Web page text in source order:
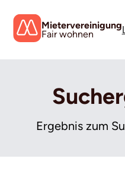
Mietervereinigung
Fair wohnen
Ergebnis zum